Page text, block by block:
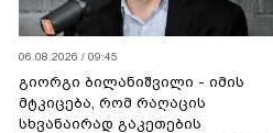
06.08.2026 / 09:45
გიორგი ბილანიშვილი - იმის
მტკიცება, რომ რაღაცის
სხვანაირად გაკეთების